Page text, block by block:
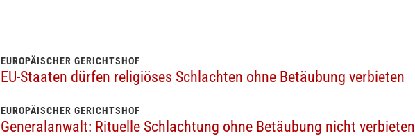
EUROPÄISCHER GERICHTSHOF
EU-Staaten dürfen religiöses Schlachten ohne Betäubung verbieten
EUROPÄISCHER GERICHTSHOF
Generalanwalt: Rituelle Schlachtung ohne Betäubung nicht verbieten